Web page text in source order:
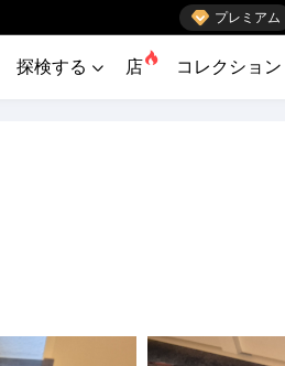
 プレミアム
探検する  店 コレクション